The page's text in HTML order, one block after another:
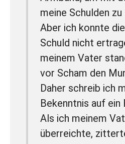
meine Schulden zu
Aber ich konnte
Schuld nicht
meinem Vater
vor Scham den
Daher schreib ich
Bekenntnis auf ein
Als ich meinem
überreichte,